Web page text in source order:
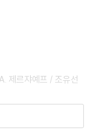
제르쟈예프 / 조유선